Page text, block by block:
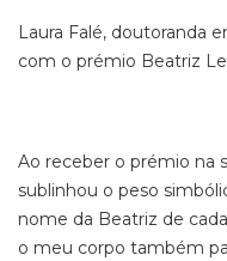
Laura Falé, doutoranda
com o prémio Beatriz
Ao receber o prémio na
sublinhou o peso
nome da Beatriz de
o meu corpo também